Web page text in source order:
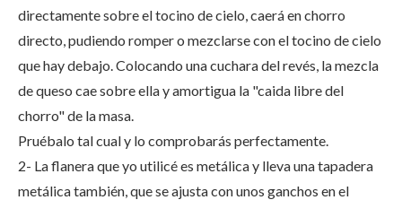
directamente sobre el tocino de cielo, caerá en chorro
directo, pudiendo romper o mezclarse con el tocino de cielo
que hay debajo. Colocando una cuchara del revés, la mezcla
de queso cae sobre ella y amortigua la "caida libre del
chorro" de la masa.
Pruébalo tal cual y lo comprobarás perfectamente.
2- La flanera que yo utilicé es metálica y lleva una tapadera
metálica también, que se ajusta con unos ganchos en el